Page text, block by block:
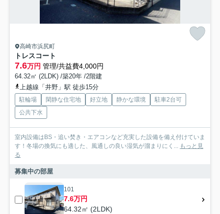
高崎市浜尻町
トレスコート
7.6万円 管理/共益費4,000円
64.32㎡ (2LDK) /築20年 /2階建
上越線「井野」駅 徒歩15分
駐輪場 閑静な住宅地 好立地 静かな環境
駐車2台可
公共下水
室内設備はBS・追い焚き・エアコンなど充実した設備を備え付けていま
す！冬場の換気にも適した、風通しの良い湿気が溜まりにく... もっと見
る
募集中の部屋
101
7.6万円
64.32㎡ (2LDK)